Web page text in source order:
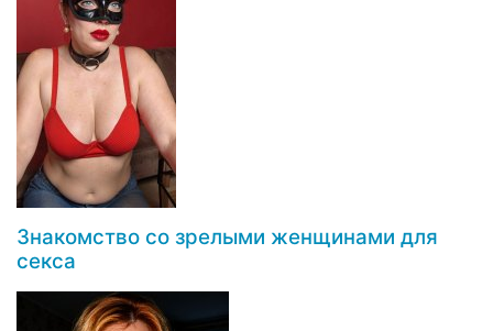
Знакомство со зрелыми женщинами для
секса